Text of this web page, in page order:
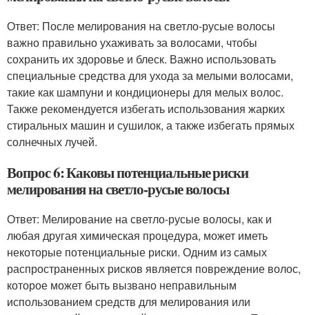
Ответ: После мелирования на светло-русые волосы
важно правильно ухаживать за волосами, чтобы
сохранить их здоровье и блеск. Важно использовать
специальные средства для ухода за мелыми волосами,
такие как шампуни и кондиционеры для мелых волос.
Также рекомендуется избегать использования жарких
стиральных машин и сушилок, а также избегать прямых
солнечных лучей.
Вопрос 6: Каковы потенциальные риски
мелирования на светло-русые волосы
Ответ: Мелирование на светло-русые волосы, как и
любая другая химическая процедура, может иметь
некоторые потенциальные риски. Одним из самых
распространенных рисков является повреждение волос,
которое может быть вызвано неправильным
использованием средств для мелирования или